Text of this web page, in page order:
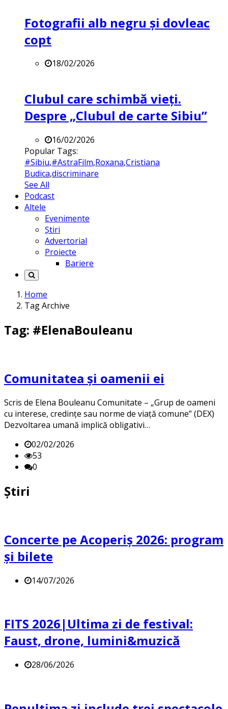
Fotografii alb negru și dovleac
copt
18/02/2026
Clubul care schimbă vieți.
Despre „Clubul de carte Sibiu”
16/02/2026
Popular Tags:
#Sibiu,#AstraFilm,Roxana,Cristiana
Budica,discriminare
See All
Podcast
Altele
Evenimente
Știri
Advertorial
Proiecte
Bariere
Home
Tag Archive
Tag: #ElenaBouleanu
Comunitatea și oamenii ei
Scris de Elena Bouleanu Comunitate – „Grup de oameni
cu interese, credințe sau norme de viață comune” (DEX)
Dezvoltarea umană implică obligativi…
02/02/2026
53
0
Știri
Concerte pe Acoperiș 2026: program
și bilete
14/07/2026
FITS 2026|Ultima zi de festival:
Faust, drone, lumini&muzică
28/06/2026